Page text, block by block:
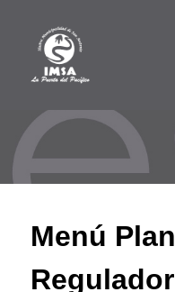
Menú Plan
Regulador